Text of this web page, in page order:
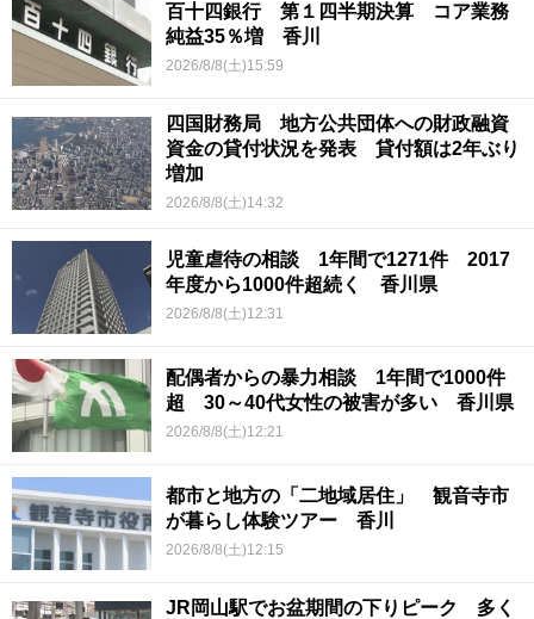
百十四銀行 第１四半期決算 コア業務
純益35％増 香川
2026/8/8(土)15:59
四国財務局 地方公共団体への財政融資
資金の貸付状況を発表 貸付額は2年ぶり
増加
2026/8/8(土)14:32
児童虐待の相談 1年間で1271件 2017
年度から1000件超続く 香川県
2026/8/8(土)12:31
配偶者からの暴力相談 1年間で1000件
超 30～40代女性の被害が多い 香川県
2026/8/8(土)12:21
都市と地方の「二地域居住」 観音寺市
が暮らし体験ツアー 香川
2026/8/8(土)12:15
JR岡山駅でお盆期間の下りピーク 多く